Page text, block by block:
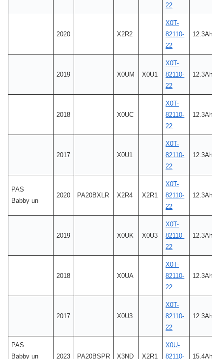
22
2020 X2R2
X0T-
82110-
22
12.3Ah
2019 X0UM X0U1
X0T-
82110-
22
12.3Ah
2018 X0UC
X0T-
82110-
22
12.3Ah
2017 X0U1
X0T-
82110-
22
12.3Ah
PAS
Babby un
2020 PA20BXLR X2R4 X2R1
X0T-
82110-
22
12.3Ah
2019 X0UK X0U3
X0T-
82110-
22
12.3Ah
2018 X0UA
X0T-
82110-
22
12.3Ah
2017 X0U3
X0T-
82110-
22
12.3Ah
PAS
Babby un
2023 PA20BSPR X3ND X2R1
X0U-
82110-
15.4Ah